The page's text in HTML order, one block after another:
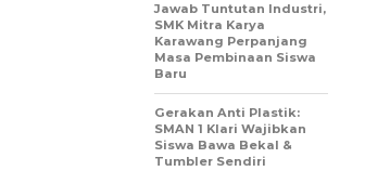
Jawab Tuntutan Industri,
SMK Mitra Karya
Karawang Perpanjang
Masa Pembinaan Siswa
Baru
Gerakan Anti Plastik:
SMAN 1 Klari Wajibkan
Siswa Bawa Bekal &
Tumbler Sendiri